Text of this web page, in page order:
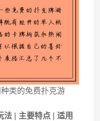
类的免费扑克游
法 | 主要特点 | 适用